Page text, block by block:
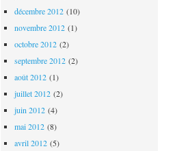
décembre 2012 (10)
novembre 2012 (1)
octobre 2012 (2)
septembre 2012 (2)
août 2012 (1)
juillet 2012 (2)
juin 2012 (4)
mai 2012 (8)
avril 2012 (5)